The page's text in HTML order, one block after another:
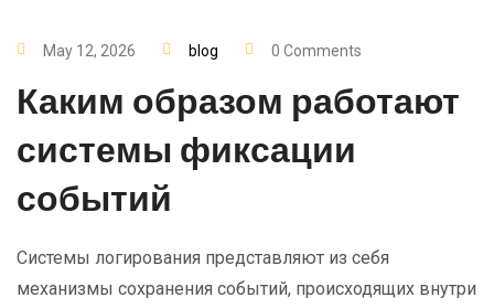
May 12, 2026 blog 0 Comments
Каким образом работают
системы фиксации
событий
Системы логирования представляют из себя
механизмы сохранения событий, происходящих внутри